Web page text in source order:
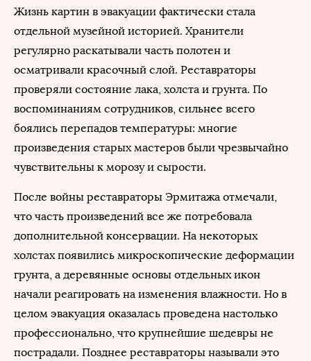
Жизнь картин в эвакуации фактически стала
отдельной музейной историей. Хранители
регулярно раскатывали часть полотен и
осматривали красочный слой. Реставраторы
проверяли состояние лака, холста и грунта. По
воспоминаниям сотрудников, сильнее всего
боялись перепадов температуры: многие
произведения старых мастеров были чрезвычайно
чувствительны к морозу и сырости.
После войны реставраторы Эрмитажа отмечали,
что часть произведений все же потребовала
дополнительной консервации. На некоторых
холстах появились микроскопические деформации
грунта, а деревянные основы отдельных икон
начали реагировать на изменения влажности. Но в
целом эвакуация оказалась проведена настолько
профессионально, что крупнейшие шедевры не
пострадали. Позднее реставраторы называли это